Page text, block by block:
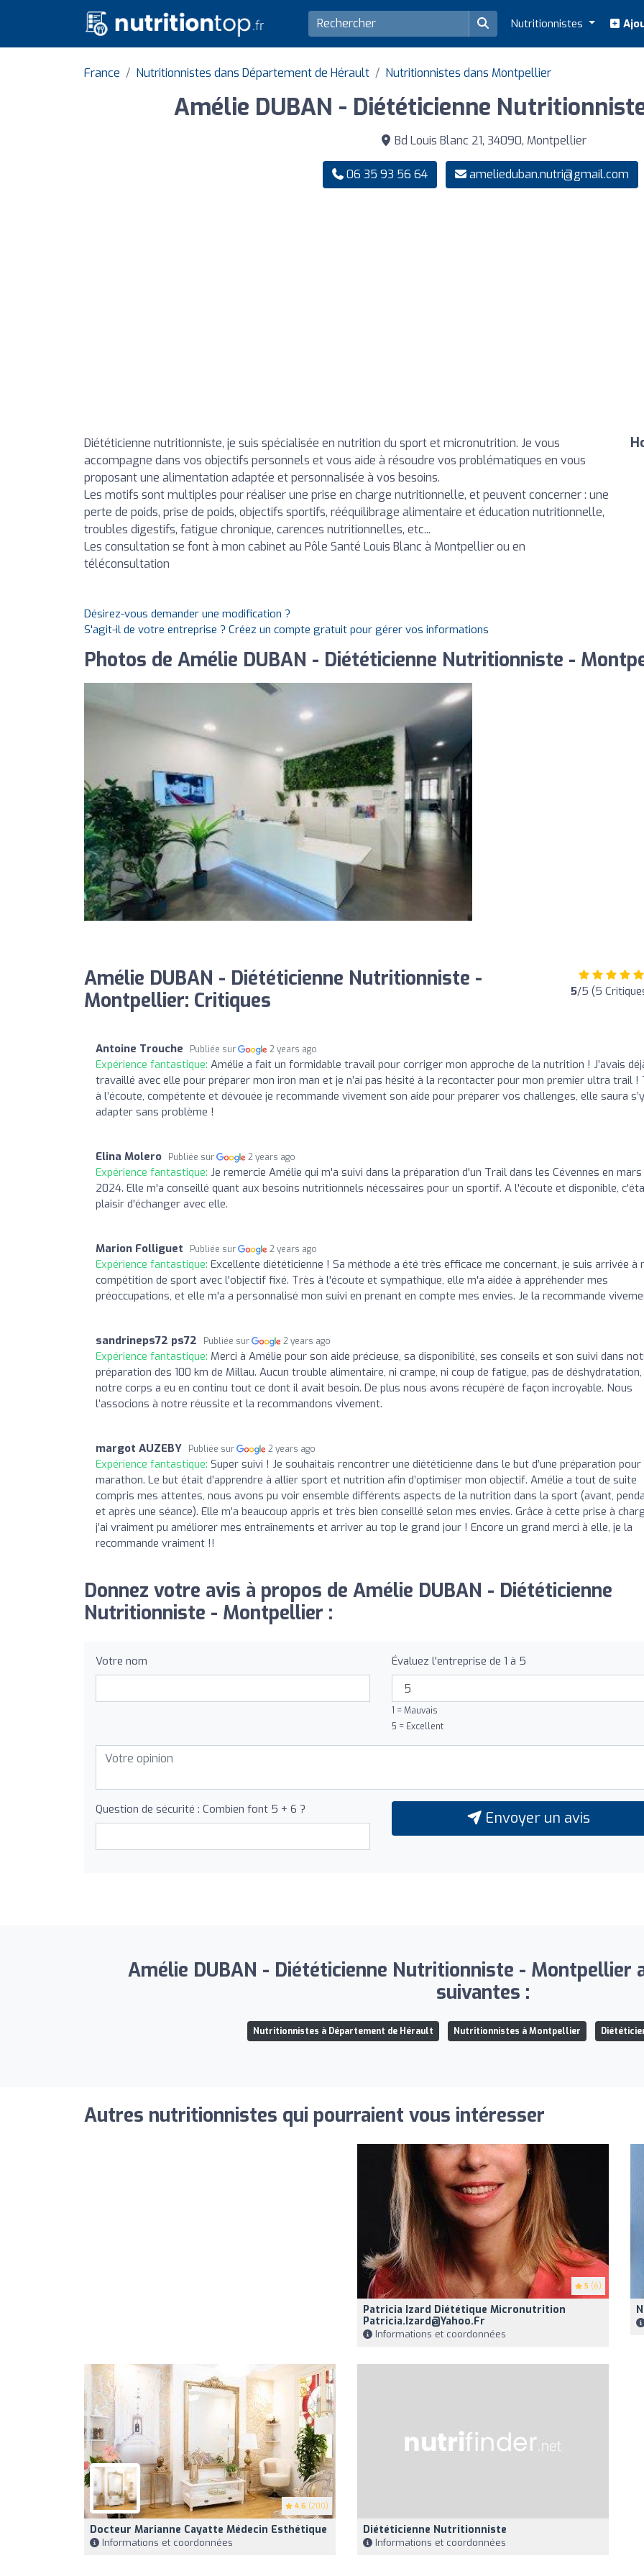
Nutritionnistes
France Nutritionnistes dans Département de Hérault Nutritionnistes dans Montpellier
Amélie DUBAN - Diététicienne
Bd Louis Blanc 21, 34090, Montpellier
06 35 93 56 64 amelieduban.nutri@gmail.com
Diététicienne nutritionniste, je suis spécialisée en nutrition du sport et micronutrition. Je vous
accompagne dans vos objectifs personnels et vous aide à résoudre vos problématiques en vous
proposant une alimentation adaptée et personnalisée à vos besoins.
Les motifs sont multiples pour réaliser une prise en charge nutritionnelle, et peuvent concerner : une
perte de poids, prise de poids, objectifs sportifs, rééquilibrage alimentaire et éducation nutritionnelle,
troubles digestifs, fatigue chronique, carences nutritionnelles, etc...
Les consultation se font à mon cabinet au Pôle Santé Louis Blanc à Montpellier ou en
téléconsultation
Désirez-vous demander une modification ?
S'agit-il de votre entreprise ? Créez un compte gratuit pour gérer vos informations
Photos de Amélie DUBAN - Diététicienne Nutritionniste -
Amélie DUBAN - Diététicienne Nutritionniste -
Montpellier: Critiques
5/5 (5
Antoine Trouche Publiée sur 2 years ago
Expérience fantastique: Amélie a fait un formidable travail pour corriger mon approche de la nutrition ! J’avais
travaillé avec elle pour préparer mon iron man et je n’ai pas hésité à la recontacter pour mon premier ultra trail !
à l’écoute, compétente et dévouée je recommande vivement son aide pour préparer vos challenges, elle saura s’y
adapter sans problème !
Elina Molero Publiée sur 2 years ago
Expérience fantastique: Je remercie Amélie qui m'a suivi dans la préparation d'un Trail dans les Cévennes en mars
2024. Elle m'a conseillé quant aux besoins nutritionnels nécessaires pour un sportif. A l'écoute et disponible,
plaisir d'échanger avec elle.
Marion Folliguet Publiée sur 2 years ago
Expérience fantastique: Excellente diététicienne ! Sa méthode a été très efficace me concernant, je suis arrivée à
compétition de sport avec l'objectif fixé. Très à l'écoute et sympathique, elle m'a aidée à appréhender mes
préoccupations, et elle m'a a personnalisé mon suivi en prenant en compte mes envies. Je la recommande
sandrineps72 ps72 Publiée sur 2 years ago
Expérience fantastique: Merci à Amélie pour son aide précieuse, sa disponibilité, ses conseils et son suivi dans
préparation des 100 km de Millau. Aucun trouble alimentaire, ni crampe, ni coup de fatigue, pas de déshydratation,
notre corps a eu en continu tout ce dont il avait besoin. De plus nous avons récupéré de façon incroyable. Nous
l’associons à notre réussite et la recommandons vivement.
margot AUZEBY Publiée sur 2 years ago
Expérience fantastique: Super suivi ! Je souhaitais rencontrer une diététicienne dans le but d’une préparation pour
marathon. Le but était d’apprendre à allier sport et nutrition afin d’optimiser mon objectif. Amélie a tout de suite
compris mes attentes, nous avons pu voir ensemble différents aspects de la nutrition dans la sport (avant,
et après une séance). Elle m’a beaucoup appris et très bien conseillé selon mes envies. Grâce à cette prise à
j’ai vraiment pu améliorer mes entraînements et arriver au top le grand jour ! Encore un grand merci à elle, je la
recommande vraiment !!
Donnez votre avis à propos de Amélie DUBAN - Diététicienne
Nutritionniste - Montpellier :
Votre nom Évaluez l'entreprise de 1 à 5
1 = Mauvais
5 = Excellent
Question de sécurité : Combien font 5 + 6 ? Envoyer un avis
Amélie DUBAN - Diététicienne Nutritionniste - Montpellier
suivantes :
Nutritionnistes à Département de Hérault Nutritionnistes à Montpellier
Autres nutritionnistes qui pourraient vous intéresser
5 (6)
Patricia Izard Diététique Micronutrition
Patricia.Izard@yahoo.fr
Informations et coordonnées
4.6 (200)
Docteur Marianne Cayatte Médecin Esthétique
Informations et coordonnées
Diététicienne Nutritionniste
Informations et coordonnées